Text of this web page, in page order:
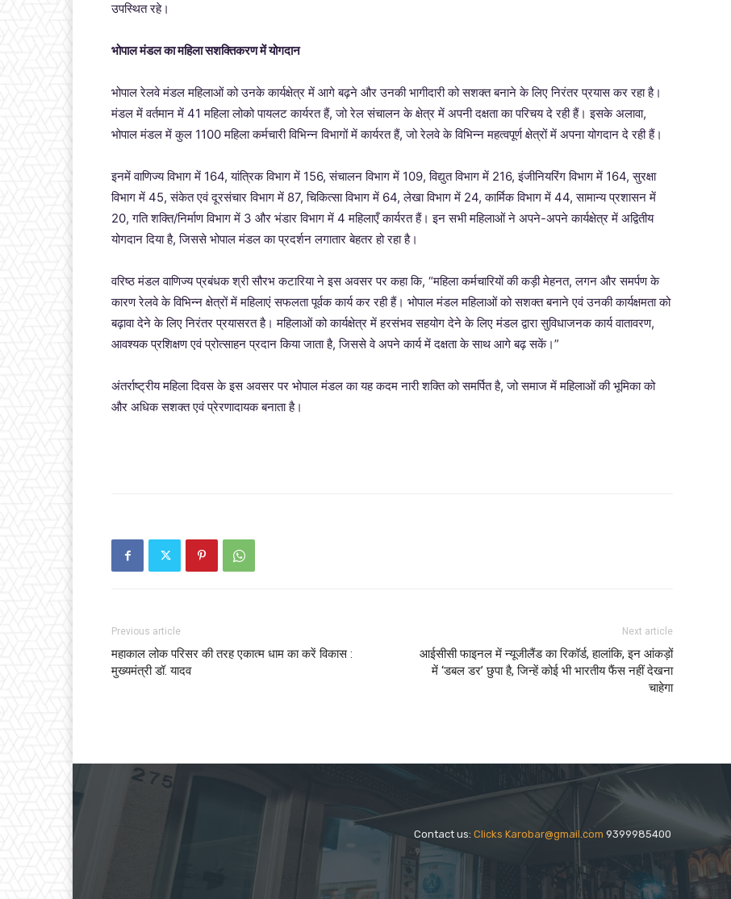
उपस्थित रहे।
भोपाल मंडल का महिला सशक्तिकरण में योगदान
भोपाल रेलवे मंडल महिलाओं को उनके कार्यक्षेत्र में आगे बढ़ने और उनकी भागीदारी को सशक्त बनाने के लिए निरंतर प्रयास कर रहा है।
मंडल में वर्तमान में 41 महिला लोको पायलट कार्यरत हैं, जो रेल संचालन के क्षेत्र में अपनी दक्षता का परिचय दे रही हैं। इसके अलावा,
भोपाल मंडल में कुल 1100 महिला कर्मचारी विभिन्न विभागों में कार्यरत हैं, जो रेलवे के विभिन्न महत्वपूर्ण क्षेत्रों में अपना योगदान दे रही हैं।
इनमें वाणिज्य विभाग में 164, यांत्रिक विभाग में 156, संचालन विभाग में 109, विद्युत विभाग में 216, इंजीनियरिंग विभाग में 164, सुरक्षा
विभाग में 45, संकेत एवं दूरसंचार विभाग में 87, चिकित्सा विभाग में 64, लेखा विभाग में 24, कार्मिक विभाग में 44, सामान्य प्रशासन में
20, गति शक्ति/निर्माण विभाग में 3 और भंडार विभाग में 4 महिलाएँ कार्यरत हैं। इन सभी महिलाओं ने अपने-अपने कार्यक्षेत्र में अद्वितीय
योगदान दिया है, जिससे भोपाल मंडल का प्रदर्शन लगातार बेहतर हो रहा है।
वरिष्ठ मंडल वाणिज्य प्रबंधक श्री सौरभ कटारिया ने इस अवसर पर कहा कि, “महिला कर्मचारियों की कड़ी मेहनत, लगन और समर्पण के
कारण रेलवे के विभिन्न क्षेत्रों में महिलाएं सफलता पूर्वक कार्य कर रही हैं। भोपाल मंडल महिलाओं को सशक्त बनाने एवं उनकी कार्यक्षमता को
बढ़ावा देने के लिए निरंतर प्रयासरत है। महिलाओं को कार्यक्षेत्र में हरसंभव सहयोग देने के लिए मंडल द्वारा सुविधाजनक कार्य वातावरण,
आवश्यक प्रशिक्षण एवं प्रोत्साहन प्रदान किया जाता है, जिससे वे अपने कार्य में दक्षता के साथ आगे बढ़ सकें।”
अंतर्राष्ट्रीय महिला दिवस के इस अवसर पर भोपाल मंडल का यह कदम नारी शक्ति को समर्पित है, जो समाज में महिलाओं की भूमिका को
और अधिक सशक्त एवं प्रेरणादायक बनाता है।
Previous article
महाकाल लोक परिसर की तरह एकात्म धाम का करें विकास :
मुख्यमंत्री डॉ. यादव
Next article
आईसीसी फाइनल में न्यूजीलैंड का रिकॉर्ड, हालांकि, इन आंकड़ों
में ‘डबल डर’ छुपा है, जिन्हें कोई भी भारतीय फैंस नहीं देखना
चाहेगा
Contact us: Clicks Karobar@gmail.com 9399985400